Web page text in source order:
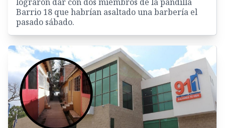
lograron dar con dos miembros de la pandilla
Barrio 18 que habrían asaltado una barbería el
pasado sábado.